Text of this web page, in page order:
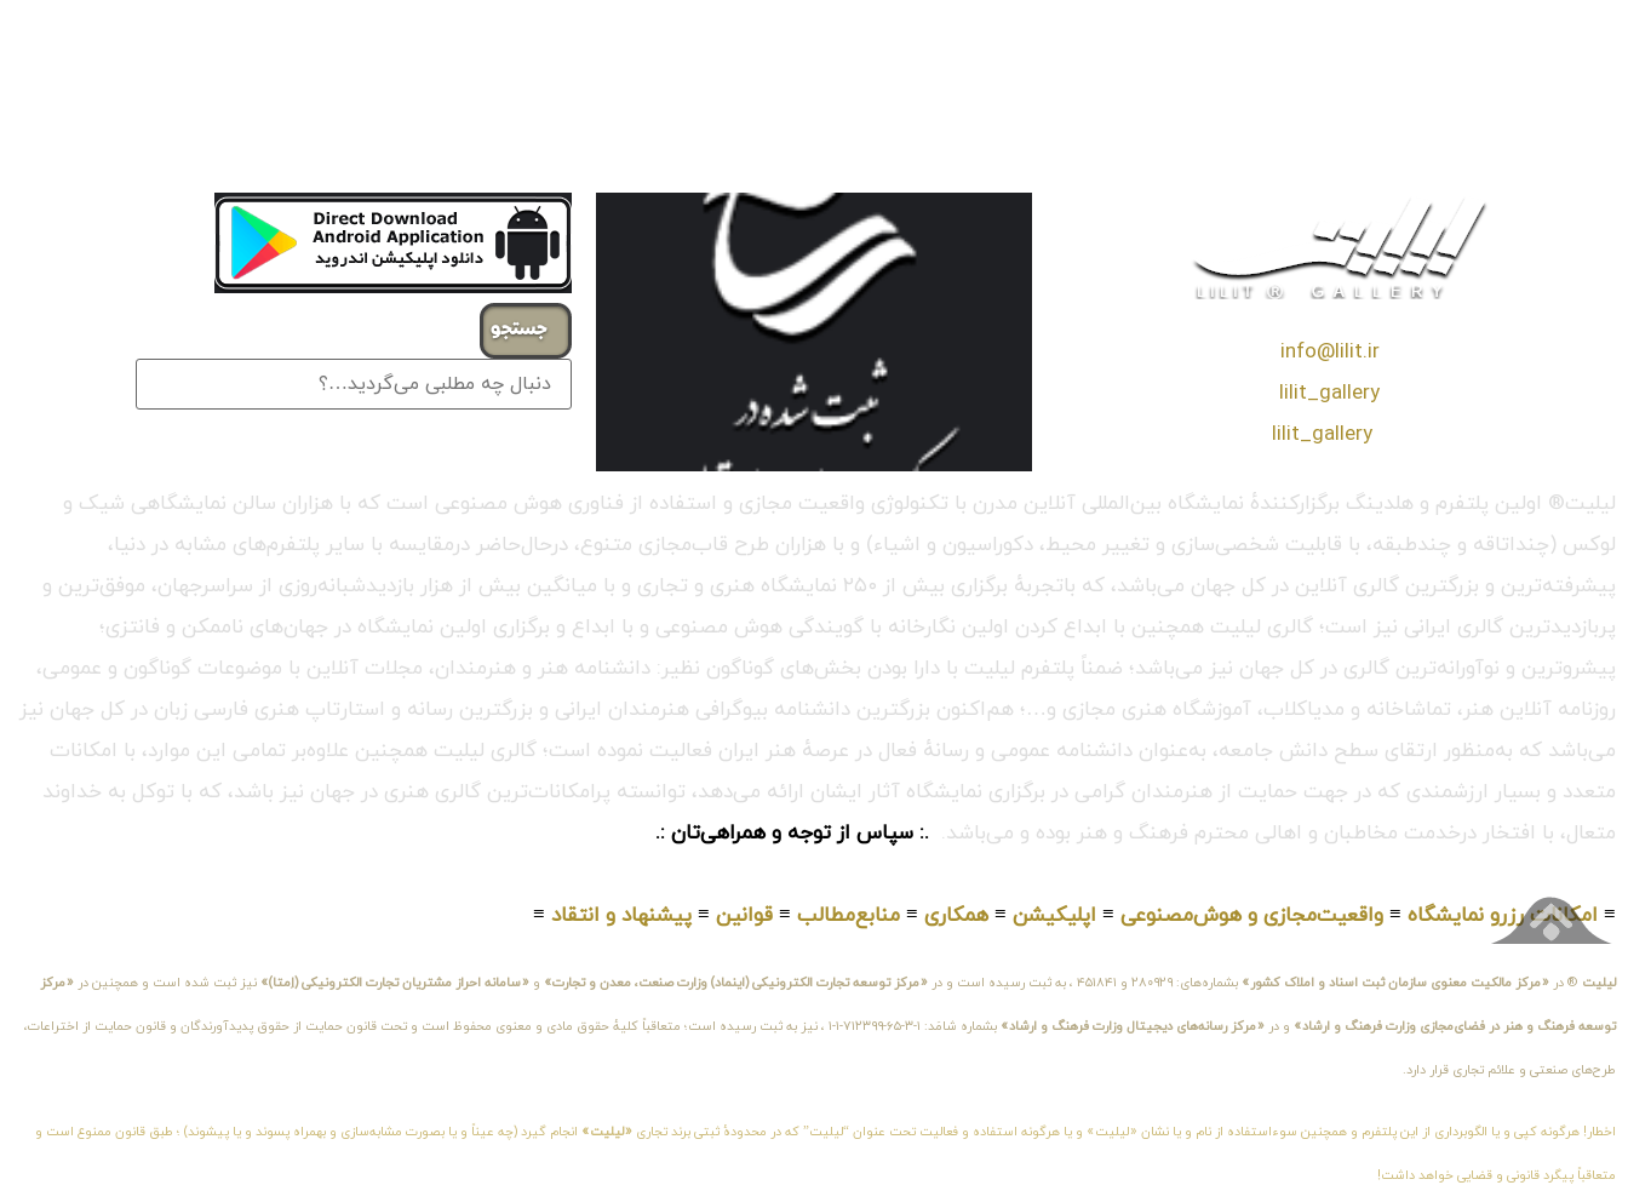
info@lilit.ir
lilit_gallery
lilit_gallery
جستجو
لیلیت® اولین پلتفرم و هلدینگ برگزارکنندهٔ نمایشگاه بین‌المللی آنلاین مدرن با تکنولوژی واقعیت مجازی و استفاده از فناوری هوش مصنوعی است که با هزاران سالن نمایشگاهی شیک و
لوکس (چنداتاقه و چندطبقه، با قابلیت شخصی‌سازی و تغییر محیط، دکوراسیون و اشیاء) و با هزاران طرح قاب‌مجازی متنوع، درحال‌حاضر درمقایسه با سایر پلتفرم‌های مشابه در دنیا،
پیشرفته‌ترین و بزرگترین گالری آنلاین در کل جهان می‌باشد، که باتجربهٔ برگزاری بیش از ۲۵۰ نمایشگاه هنری و تجاری و با میانگین بیش از هزار بازدیدشبانه‌روزی از سراسرجهان، موفق‌ترین و
پربازدیدترین گالری ایرانی نیز است؛ گالری لیلیت همچنین با ابداع کردن اولین نگارخانه با گویندگی هوش مصنوعی و با ابداع و برگزاری اولین نمایشگاه در جهان‌های ناممکن و فانتزی؛
پیشروترین و نوآورانه‌ترین گالری در کل جهان نیز می‌باشد؛ ضمناً پلتفرم لیلیت با دارا بودن بخش‌های گوناگون نظیر: دانشنامه هنر و هنرمندان، مجلات آنلاین با موضوعات گوناگون و عمومی،
روزنامه آنلاین هنر، تماشاخانه و مدیاکلاب، آموزشگاه هنری مجازی و…؛ هم‌اکنون بزرگترین دانشنامه بیوگرافی هنرمندان ایرانی و بزرگترین رسانه و استارتاپ هنری فارسی زبان در کل جهان نیز
می‌باشد که به‌منظور ارتقای سطح دانش جامعه، به‌عنوان دانشنامه عمومی و رسانهٔ فعال در عرصهٔ هنر ایران فعالیت نموده است؛ گالری لیلیت همچنین علاوه‌بر تمامی این موارد، با امکانات
متعدد و بسیار ارزشمندی که در جهت حمایت از هنرمندان گرامی در برگزاری نمایشگاه آثار ایشان ارائه می‌دهد، توانسته پرامکانات‌ترین گالری هنری در جهان نیز باشد، که با توکل به خداوند
متعال، با افتخار درخدمت مخاطبان و اهالی محترم فرهنگ و هنر بوده و می‌باشد. .: سپاس از توجه و همراهی‌تان :.
≡ امکانات رزرو نمایشگاه ≡ واقعیت‌مجازی و هوش‌مصنوعی ≡ اپلیکیشن ≡ همکاری ≡ منابع‌مطالب ≡ قوانین ≡پیشنهاد و انتقاد ≡
لیلیت ® در «مرکز مالکیت معنوی سازمان ثبت اسناد و املاک کشور» بشماره‌های: ۲۸۰۹۲۹ و ۴۵۱۸۴۱ ، به ثبت رسیده است و در «مرکز توسعه تجارت الکترونیکی (اینماد) وزارت صنعت، معدن و تجارت» و «سامانه احراز مشتریان تجارت الکترونیکی (اِمتا)» نیز ثبت شده است و همچنین در «مرکز
توسعه فرهنگ و هنر در فضای‌مجازی وزارت فرهنگ و ارشاد» و در «مرکز رسانه‌های دیجیتال وزارت فرهنگ و ارشاد» بشماره شامَد: ۱-۳-۶۵-۷۱۲۳۹۹-۱-۱ ، نیز به ثبت رسیده است؛ متعاقباً کلیهٔ حقوق مادی و معنوی محفوظ است و تحت قانون حمایت از حقوق پدیدآورندگان و قانون حمایت از اختراعات،
طرح‌های صنعتی و علائم تجاری قرار دارد.
اخطار! هرگونه کپی و یا الگوبرداری از این پلتفرم و همچنین سوءاستفاده از نام و یا نشان «لیلیت» و یا هرگونه استفاده و فعالیت تحت عنوان “لیلیت” که در محدودهٔ ثبتی برند تجاری «لیلیت» انجام گیرد (چه عیناً و یا بصورت مشابه‌سازی و بهمراه پسوند و یا پیشوند) ؛ طبق قانون ممنوع است و
متعاقباً پیگرد قانونی و قضایی خواهد داشت!